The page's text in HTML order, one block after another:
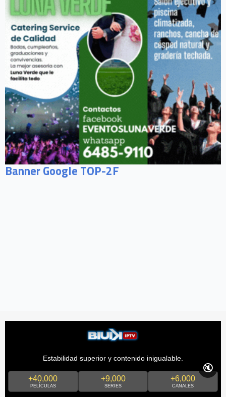
Banner Google TOP-2F
Estabilidad superior y contenido inigualable.
+40,000
PELÍCULAS
+9,000
SERIES
+6,000
CANALES
🔇